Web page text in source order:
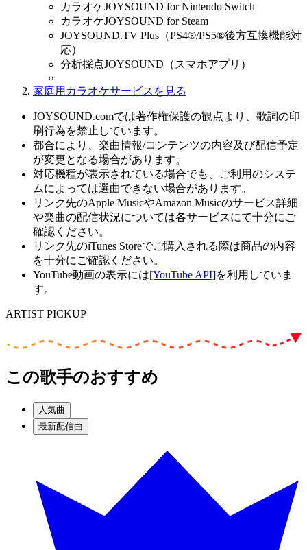
カラオケJOYSOUND for Nintendo Switch
カラオケJOYSOUND for Steam
JOYSOUND.TV Plus（PS4®/PS5®後方互換機能対
応）
分析採点JOYSOUND（スマホアプリ）
家庭用カラオケサービスを見る
JOYSOUND.comでは著作権保護の観点より、歌詞の印
刷行為を禁止しています。
都合により、楽曲情報/コンテンツの内容及び配信予定
が変更となる場合があります。
対応機種が表示されている場合でも、ご利用のシステ
ムによっては選曲できない場合があります。
リンク先のApple MusicやAmazon Musicのサービス詳細
や楽曲の配信状況については各サービスにて十分にご
確認ください。
リンク先のiTunes Storeでご購入される際は商品の内容
を十分にご確認ください。
YouTube動画の表示には[YouTube API]を利用していま
す。
ARTIST PICKUP
この歌手のおすすめ
人気曲
最新配信曲